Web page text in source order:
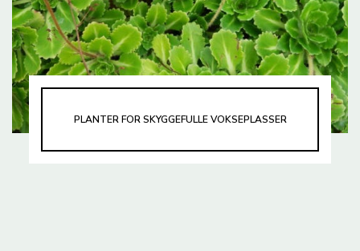
PLANTER FOR SKYGGEFULLE VOKSEPLASSER